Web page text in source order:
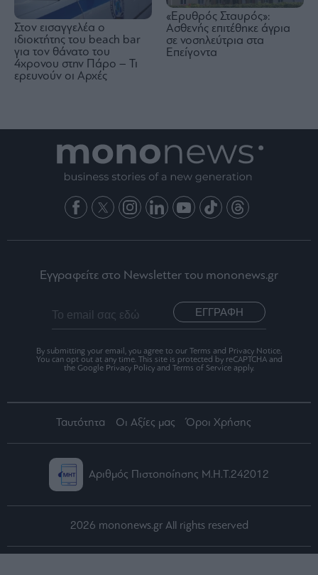
Στον εισαγγελέα ο
ιδιοκτήτης του beach bar
για τον θάνατο του
4χρονου στην Πάρο – Τι
ερευνούν οι Αρχές
«Ερυθρός Σταυρός»:
Ασθενής επιτέθηκε άγρια
σε νοσηλεύτρια στα
Επείγοντα
Εγγραφείτε στο Newsletter του mononews.gr
ΕΓΓΡΑΦΗ
By submitting your email, you agree to our Terms and Privacy Notice.
You can opt out at any time. This site is protected by reCAPTCHA and
the Google Privacy Policy and Terms of Service apply.
Ταυτότητα Οι Αξίες μας Όροι Χρήσης
Αριθμός Πιστοποίησης Μ.Η.Τ.242012
2026 mononews.gr All rights reserved